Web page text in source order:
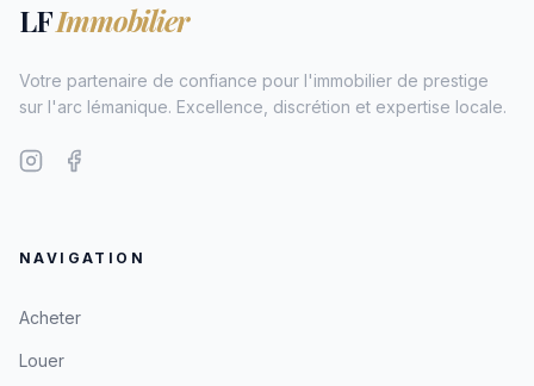
LFImmobilier
Votre partenaire de confiance pour l'immobilier de prestige
sur l'arc lémanique. Excellence, discrétion et expertise locale.
NAVIGATION
Acheter
Louer